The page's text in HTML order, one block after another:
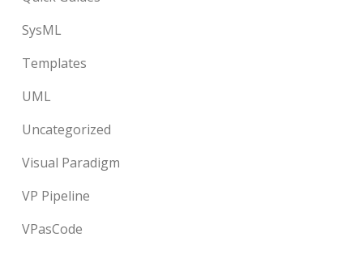
SysML
Templates
UML
Uncategorized
Visual Paradigm
VP Pipeline
VPasCode